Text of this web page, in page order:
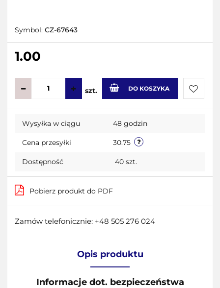
Symbol: CZ-67643
1.00
szt. DO KOSZYKA
Do
Wysyłka w ciągu 48 godzin
Cena przesyłki 30.75
Dostępność 40 szt.
Pobierz produkt do PDF
Zamów telefonicznie: +48 505 276 024
Opis produktu
Informacje dot. bezpieczeństwa